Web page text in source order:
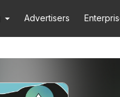
Advertisers